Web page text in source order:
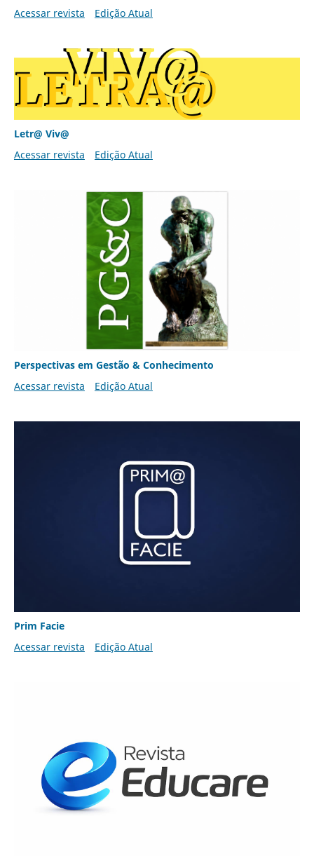
Acessar revista
Edição Atual
Letr@ Viv@
Acessar revista
Edição Atual
Perspectivas em Gestão & Conhecimento
Acessar revista
Edição Atual
Prim Facie
Acessar revista
Edição Atual